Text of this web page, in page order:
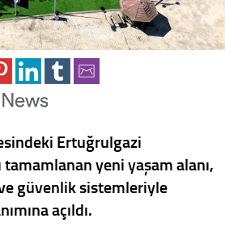
Ertuğrulgazi
tamamlanan yeni yaşam alanı,
güvenlik sistemleriyle
açıldı.